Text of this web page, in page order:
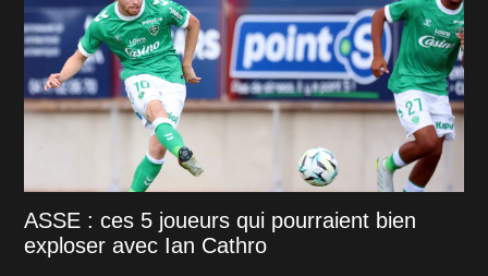
ASSE : ces 5 joueurs qui pourraient bien
exploser avec Ian Cathro